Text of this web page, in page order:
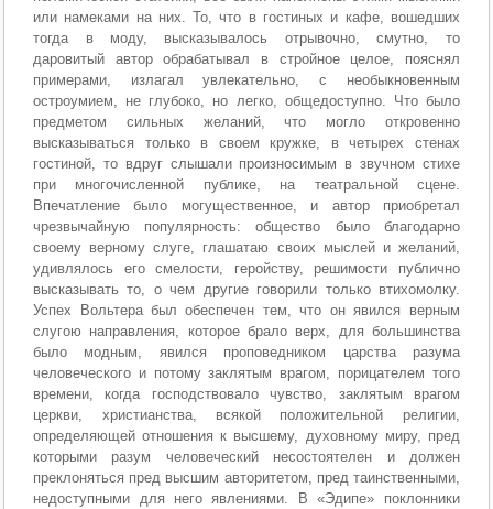
или намеками на них. То, что в гостиных и кафе, вошедших
тогда в моду, высказывалось отрывочно, смутно, то
даровитый автор обрабатывал в стройное целое, пояснял
примерами, излагал увлекательно, с необыкновенным
остроумием, не глубоко, но легко, общедоступно. Что было
предметом сильных желаний, что могло откровенно
высказываться только в своем кружке, в четырех стенах
гостиной, то вдруг слышали произносимым в звучном стихе
при многочисленной публике, на театральной сцене.
Впечатление было могущественное, и автор приобретал
чрезвычайную популярность: общество было благодарно
своему верному слуге, глашатаю своих мыслей и желаний,
удивлялось его смелости, геройству, решимости публично
высказывать то, о чем другие говорили только втихомолку.
Успех Вольтера был обеспечен тем, что он явился верным
слугою направления, которое брало верх, для большинства
было модным, явился проповедником царства разума
человеческого и потому заклятым врагом, порицателем того
времени, когда господствовало чувство, заклятым врагом
церкви, христианства, всякой положительной религии,
определяющей отношения к высшему, духовному миру, пред
которыми разум человеческий несостоятелен и должен
преклоняться пред высшим авторитетом, пред таинственными,
недоступными для него явлениями. В «Эдипе» поклонники